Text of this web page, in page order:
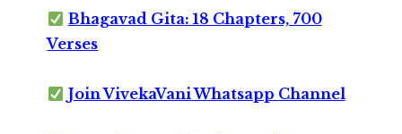
Bhagavad Gita: 18 Chapters, 700
Verses
Join VivekaVani Whatsapp Channel